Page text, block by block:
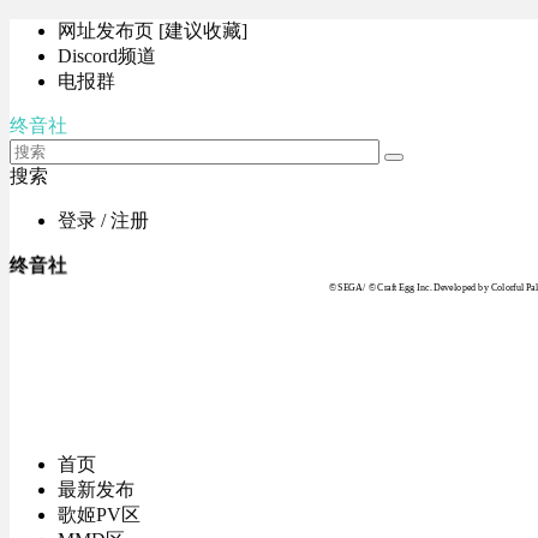
网址发布页 [建议收藏]
Discord频道
电报群
终音社
搜索
登录 / 注册
终音社
© SEGA / © Craft Egg Inc. Developed by Colorful
首页
最新发布
歌姬PV区